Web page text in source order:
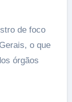
de foco
o que
órgãos